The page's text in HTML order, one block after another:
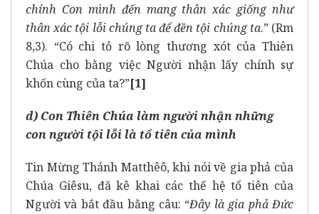
chính Con mình đến mang thân xác giống như
thân xác tội lỗi chúng ta để đền tội chúng ta.” (Rm
8,3). “Có chi tỏ rõ lòng thương xót của Thiên
Chúa cho bằng việc Người nhận lấy chính sự
khốn cùng của ta?”[1]
d) Con Thiên Chúa làm người nhận những
con người tội lỗi là tổ tiên của mình
Tin Mừng Thánh Matthêô, khi nói về gia phả của
Chúa Giêsu, đã kê khai các thế hệ tổ tiên của
Người và bắt đầu bằng câu: “Đây là gia phả Đức